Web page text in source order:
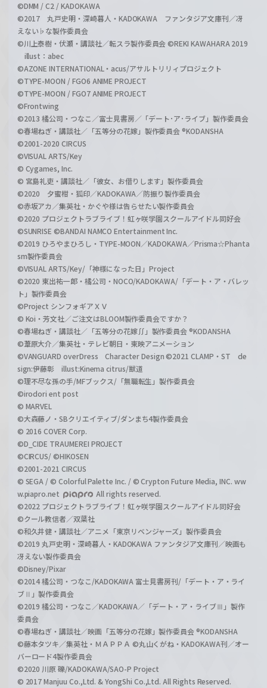
©DMM / C2 / KADOKAWA
©2017 丸戸史明・深崎暮人・KADOKAWA ファンタジア文庫刊／冴
えない♭な製作委員会
©川上泰樹・伏瀬・講談社／転スラ製作委員会 ©REKI KAWAHARA 2019
illust：abec
©AZONE INTERNATIONAL・acus/アサルトリリィプロジェクト
©TYPE-MOON / FGO6 ANIME PROJECT
©TYPE-MOON / FGO7 ANIME PROJECT
©Frontwing
©2013 橘公司・つなこ／富士見書房／「デート･ア･ライブ」製作委員会
©春場ねぎ・講談社／「五等分の花嫁」製作委員会 ®KODANSHA
©2001-2020 CIRCUS
©VISUAL ARTS/Key
© Cygames, Inc.
© 宮島礼吏・講談社／「彼女、お借りします」製作委員会
©2020 夕蜜柑・狐印／KADOKAWA／防振り製作委員会
©赤坂アカ／集英社・かぐや様は告らせたい製作委員会
©2020 プロジェクトラブライブ！虹ヶ咲学園スクールアイドル同好会
©SUNRISE ©BANDAI NAMCO Entertainment Inc.
©2019 ひろやまひろし・TYPE-MOON／KADOKAWA／Prisma☆Phanta
sm製作委員会
©VISUAL ARTS/Key/「神様になった日」Project
©2020 東出祐一郎・橘公司・NOCO/KADOKAWA/「デート・ア・バレッ
ト」製作委員会
©Project シンフォギアＸＶ
© Koi・芳文社／ご注文はBLOOM製作委員会ですか？
©春場ねぎ・講談社／「五等分の花嫁∬」製作委員会 ®KODANSHA
©葦原大介／集英社・テレビ朝日・東映アニメーション
©VANGUARD overDress Character Design ©2021 CLAMP・ST de
sign:伊藤彰 illust:Kinema citrus/獣道
©理不尽な孫の手/MFブックス/「無職転生」製作委員会
©irodori ent post
© MARVEL
©大森藤ノ・SBクリエイティブ/ダンまち4製作委員会
© 2016 COVER Corp.
©D_CIDE TRAUMEREI PROJECT
©CIRCUS/ ©HIKOSEN
©2001-2021 CIRCUS
© SEGA / © Colorful Palette Inc. / © Crypton Future Media, INC. ww
w.piapro.net
All rights reserved.
©2022 プロジェクトラブライブ！虹ヶ咲学園スクールアイドル同好会
©クール教信者／双葉社
©和久井健・講談社／アニメ「東京リベンジャーズ」製作委員会
©2019 丸戸史明・深崎暮人・KADOKAWA ファンタジア文庫刊／映画も
冴えない製作委員会
©Disney/Pixar
©2014 橘公司・つなこ/KADOKAWA 富士見書房刊/「デート・ア・ライ
ブⅡ」製作委員会
©2019 橘公司・つなこ／KADOKAWA／「デート・ア・ライブⅢ」製作
委員会
©春場ねぎ・講談社／映画「五等分の花嫁」製作委員会 ®KODANSHA
©藤本タツキ／集英社・ＭＡＰＰＡ ©丸山くがね・KADOKAWA刊／オー
バーロード4製作委員会
©2020 川原 礫/KADOKAWA/SAO-P Project
© 2017 Manjuu Co.,Ltd. & YongShi Co.,Ltd. All Rights Reserved.